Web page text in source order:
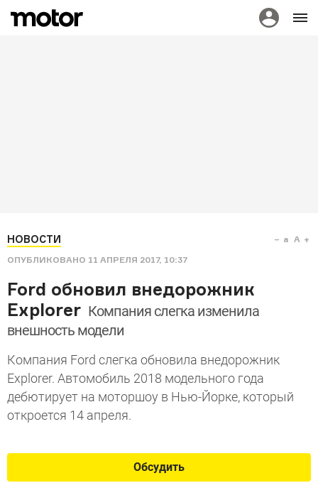
НОВОСТИ
ОПУБЛИКОВАНО 11 АПРЕЛЯ 2017, 10:37
a A
Ford обновил внедорожник
Explorer Компания слегка изменила
внешность модели
Компания Ford слегка обновила внедорожник
Explorer. Автомобиль 2018 модельного года
дебютирует на моторшоу в Нью-Йорке, который
откроется 14 апреля.
Обсудить